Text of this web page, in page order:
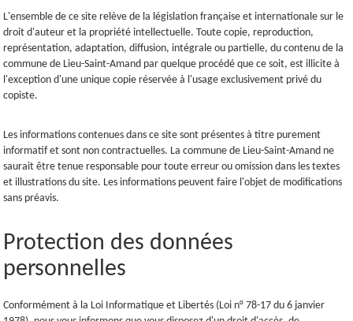
L'ensemble de ce site relève de la législation française et internationale sur le
droit d'auteur et la propriété intellectuelle. Toute copie, reproduction,
représentation, adaptation, diffusion, intégrale ou partielle, du contenu de la
commune de Lieu-Saint-Amand par quelque procédé que ce soit, est illicite à
l'exception d'une unique copie réservée à l'usage exclusivement privé du
copiste.
Les informations contenues dans ce site sont présentes à titre purement
informatif et sont non contractuelles. La commune de Lieu-Saint-Amand ne
saurait être tenue responsable pour toute erreur ou omission dans les textes
et illustrations du site. Les informations peuvent faire l'objet de modifications
sans préavis.
Protection des données
personnelles
Conformément à la Loi Informatique et Libertés (Loi n° 78-17 du 6 janvier